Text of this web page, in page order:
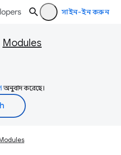
সাইন-ইন করুন
Modules
অনুবাদ করেছে।